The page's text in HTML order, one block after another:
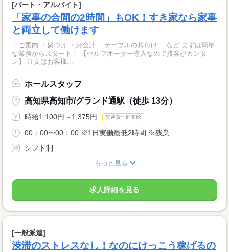
[パート・アルバイト]
「家事の合間の2時間」もOK！すき家なら家事
と両立して働けます
・ご案内 ・盛つけ ・お会計 ・テーブルの片付け など まずは簡単
な業務からスタート！ 【セルフオーダー導入なので接客がカンタ
ン】 注文はお客様...
ホールスタッフ
高知県高知市/グランド通駅（徒歩 13分）
時給1,100円～1,375円 交通費一部支給
00：00〜00：00 ※1日実働最低2時間 ※残業...
シフト制
もっと見る
求人詳細を見る
[一般派遣]
渋滞のストレスなし！なのにけっこう稼げるの